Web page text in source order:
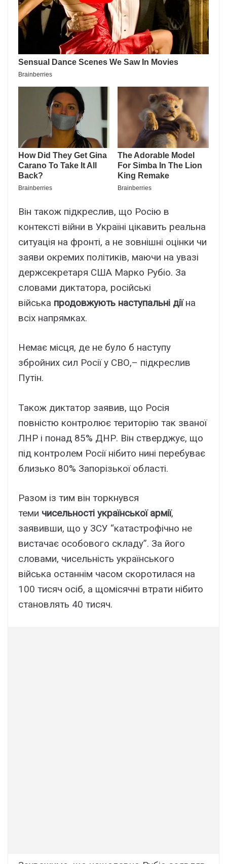
Він також підкреслив, що Росію в
контексті війни в Україні цікавить реальна
ситуація на фронті, а не зовнішні оцінки чи
заяви окремих політиків, маючи на увазі
держсекретаря США Марко Рубіо. За
словами диктатора, російські
війська продовжують наступальні діїна
всіх напрямках.
Немає місця, де не було б наступу
збройних сил Росії у СВО,– підкреслив
Путін.
Також диктатор заявив, що Росія
повністю контролює територію так званої
ЛНР і понад 85% ДНР. Він стверджує, що
під контролем Росії нібито нині перебуває
близько 80% Запорізької області.
Разом із тим він торкнувся
теми чисельності української армії,
заявивши, що у ЗСУ “катастрофічно не
вистачає особового складу”. За його
словами, чисельність українського
війська останнім часом скоротилася на
100 тисяч осіб, а щомісячні втрати нібито
становлять 40 тисяч.